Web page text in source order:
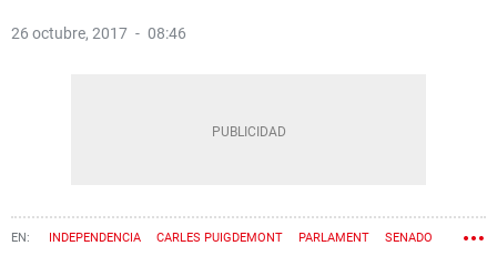
26 octubre, 2017 08:46
INDEPENDENCIA CARLES PUIGDEMONT PARLAMENT SENADO